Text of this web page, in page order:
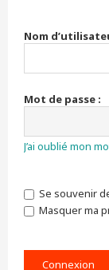
Nom
Mot de passe :
J’ai oublié mon
Se souvenir
Masquer ma